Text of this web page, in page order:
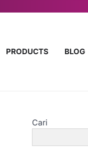
PRODUCTS BLOG
Cari